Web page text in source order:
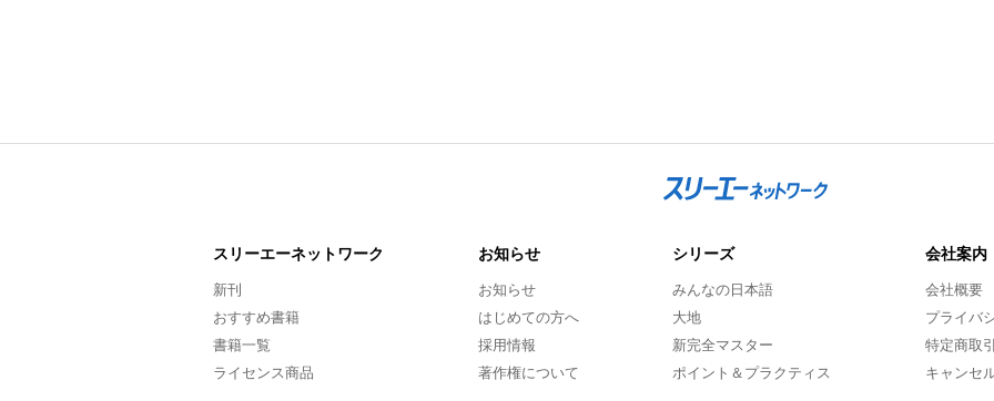
スリーエーネットワーク
新刊
おすすめ書籍
書籍一覧
ライセンス商品
お知らせ
お知らせ
はじめての方へ
採用情報
著作権について
シリーズ
みんなの日本語
大地
新完全マスター
ポイント＆プラクティス
会社案内
会社概要
プライバ
特定商取
キャンセ